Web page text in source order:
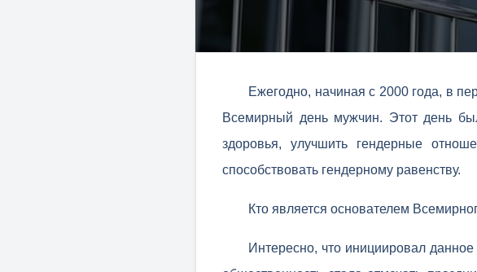
Ежегодно, начиная с 2000 года, в
Всемирный день мужчин. Этот день
здоровья, улучшить гендерные
способствовать гендерному равенству.
Кто является основателем
Интересно, что инициировал